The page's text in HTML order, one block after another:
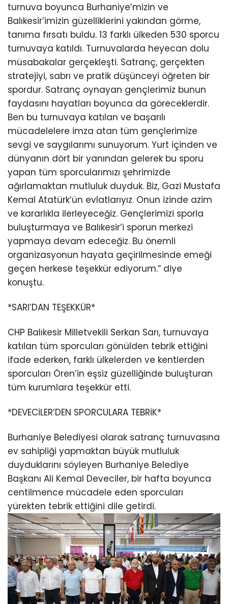
turnuva boyunca Burhaniye’mizin ve
Balıkesir’imizin güzelliklerini yakından görme,
tanıma fırsatı buldu. 13 farklı ülkeden 530 sporcu
turnuvaya katıldı. Turnuvalarda heyecan dolu
müsabakalar gerçekleşti. Satranç, gerçekten
stratejiyi, sabrı ve pratik düşünceyi öğreten bir
spordur. Satranç oynayan gençlerimiz bunun
faydasını hayatları boyunca da göreceklerdir.
Ben bu turnuvaya katılan ve başarılı
mücadelelere imza atan tüm gençlerimize
sevgi ve saygılarımı sunuyorum. Yurt içinden ve
dünyanın dört bir yanından gelerek bu sporu
yapan tüm sporcularımızı şehrimizde
ağırlamaktan mutluluk duyduk. Biz, Gazi Mustafa
Kemal Atatürk’ün evlatlarıyız. Onun izinde azim
ve kararlıkla ilerleyeceğiz. Gençlerimizi sporla
buluşturmaya ve Balıkesir’i sporun merkezi
yapmaya devam edeceğiz. Bu önemli
organizasyonun hayata geçirilmesinde emeği
geçen herkese teşekkür ediyorum.” diye
konuştu.
*SARI’DAN TEŞEKKÜR*
CHP Balıkesir Milletvekili Serkan Sarı, turnuvaya
katılan tüm sporcuları gönülden tebrik ettiğini
ifade ederken, farklı ülkelerden ve kentlerden
sporcuları Ören’in eşsiz güzelliğinde buluşturan
tüm kurumlara teşekkür etti.
*DEVECİLER’DEN SPORCULARA TEBRİK*
Burhaniye Belediyesi olarak satranç turnuvasına
ev sahipliği yapmaktan büyük mutluluk
duyduklarını söyleyen Burhaniye Belediye
Başkanı Ali Kemal Deveciler, bir hafta boyunca
centilmence mücadele eden sporcuları
yürekten tebrik ettiğini dile getirdi.